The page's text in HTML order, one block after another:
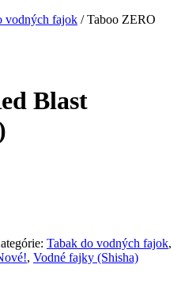
vodných fajok / Taboo ZERO
Blast
Tabak do vodných fajok,
, Vodné fajky (Shisha)